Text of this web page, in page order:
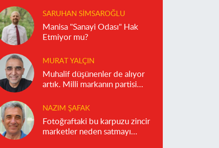
SARUHAN SIMSAROĞLU
Manisa "Sanayi Odası" Hak
Etmiyor mu?
MURAT YALÇIN
Muhalif düşünenler de alıyor
artık. Milli markanın partisi
NAZIM ŞAFAK
Fotoğraftaki bu karpuzu zincir
marketler neden satmayı